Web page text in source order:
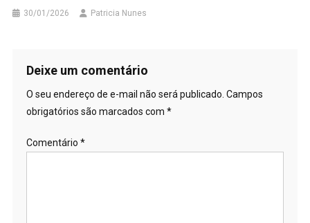
30/01/2026 Patricia Nunes
Deixe um comentário
O seu endereço de e-mail não será publicado. Campos
obrigatórios são marcados com *
Comentário *